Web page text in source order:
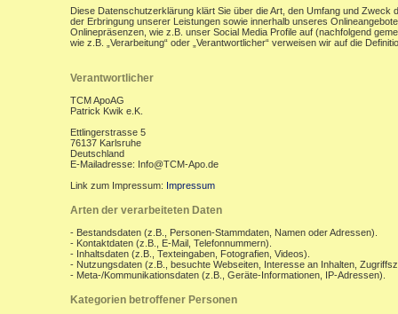
Diese Datenschutzerklärung klärt Sie über die Art, den Umfang und
der Erbringung unserer Leistungen sowie innerhalb unseres
Onlinepräsenzen, wie z.B. unser Social Media Profile auf (nachfolgend
wie z.B. „Verarbeitung“ oder „Verantwortlicher“ verweisen wir auf die
Verantwortlicher
TCM ApoAG
Patrick Kwik e.K.
Ettlingerstrasse 5
76137 Karlsruhe
Deutschland
E-Mailadresse: Info@TCM-Apo.de
Link zum Impressum: Impressum
Arten der verarbeiteten Daten
- Bestandsdaten (z.B., Personen-Stammdaten, Namen oder Adressen).
- Kontaktdaten (z.B., E-Mail, Telefonnummern).
- Inhaltsdaten (z.B., Texteingaben, Fotografien, Videos).
- Nutzungsdaten (z.B., besuchte Webseiten, Interesse an Inhalten,
- Meta-/Kommunikationsdaten (z.B., Geräte-Informationen, IP-Adressen).
Kategorien betroffener Personen